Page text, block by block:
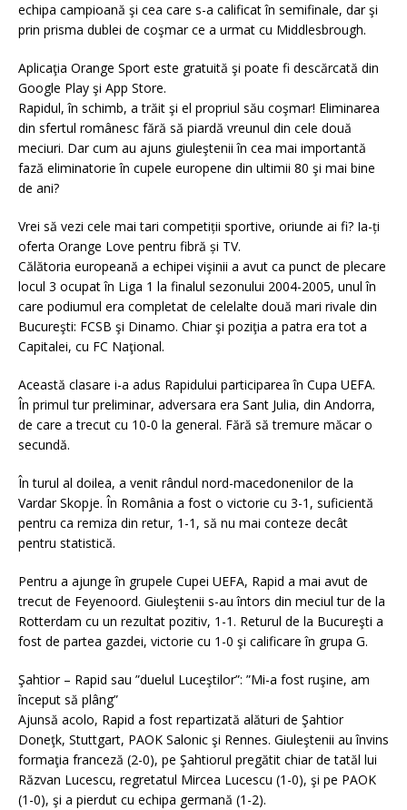
echipa campioană şi cea care s-a calificat în semifinale, dar şi
prin prisma dublei de coşmar ce a urmat cu Middlesbrough.
Aplicaţia Orange Sport este gratuită şi poate fi descărcată din
Google Play şi App Store.
Rapidul, în schimb, a trăit şi el propriul său coşmar! Eliminarea
din sfertul românesc fără să piardă vreunul din cele două
meciuri. Dar cum au ajuns giuleştenii în cea mai importantă
fază eliminatorie în cupele europene din ultimii 80 şi mai bine
de ani?
Vrei să vezi cele mai tari competiții sportive, oriunde ai fi? Ia-ți
oferta Orange Love pentru fibră și TV.
Călătoria europeană a echipei vişinii a avut ca punct de plecare
locul 3 ocupat în Liga 1 la finalul sezonului 2004-2005, unul în
care podiumul era completat de celelalte două mari rivale din
Bucureşti: FCSB şi Dinamo. Chiar şi poziţia a patra era tot a
Capitalei, cu FC Naţional.
Această clasare i-a adus Rapidului participarea în Cupa UEFA.
În primul tur preliminar, adversara era Sant Julia, din Andorra,
de care a trecut cu 10-0 la general. Fără să tremure măcar o
secundă.
În turul al doilea, a venit rândul nord-macedonenilor de la
Vardar Skopje. În România a fost o victorie cu 3-1, suficientă
pentru ca remiza din retur, 1-1, să nu mai conteze decât
pentru statistică.
Pentru a ajunge în grupele Cupei UEFA, Rapid a mai avut de
trecut de Feyenoord. Giuleştenii s-au întors din meciul tur de la
Rotterdam cu un rezultat pozitiv, 1-1. Returul de la Bucureşti a
fost de partea gazdei, victorie cu 1-0 şi calificare în grupa G.
Şahtior – Rapid sau ”duelul Luceştilor”: ”Mi-a fost ruşine, am
început să plâng”
Ajunsă acolo, Rapid a fost repartizată alături de Şahtior
Doneţk, Stuttgart, PAOK Salonic şi Rennes. Giuleştenii au învins
formaţia franceză (2-0), pe Şahtiorul pregătit chiar de tatăl lui
Răzvan Lucescu, regretatul Mircea Lucescu (1-0), şi pe PAOK
(1-0), şi a pierdut cu echipa germană (1-2).